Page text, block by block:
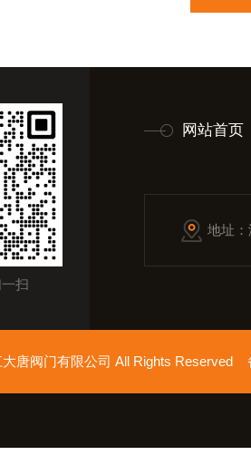
扫
网站首页
地址
大唐阀门有限公司 All Rights Reserved